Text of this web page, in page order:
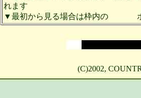
れます
▼最初から見る場合は枠内の
(C)2002,